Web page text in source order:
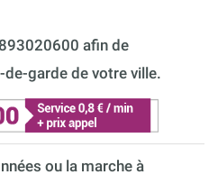
afin de
garde de votre ville.
ou la marche à